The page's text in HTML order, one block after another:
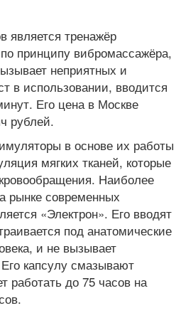
является тренажёр
принципу вибромассажёра,
неприятных и
в использовании, вводится
Его цена в Москве
рублей.
в основе их работы
мягких тканей, которые
Наиболее
рынке современных
«Электрон». Его вводят
под анатомические
и не вызывает
капсулу смазывают
работать до 75 часов на